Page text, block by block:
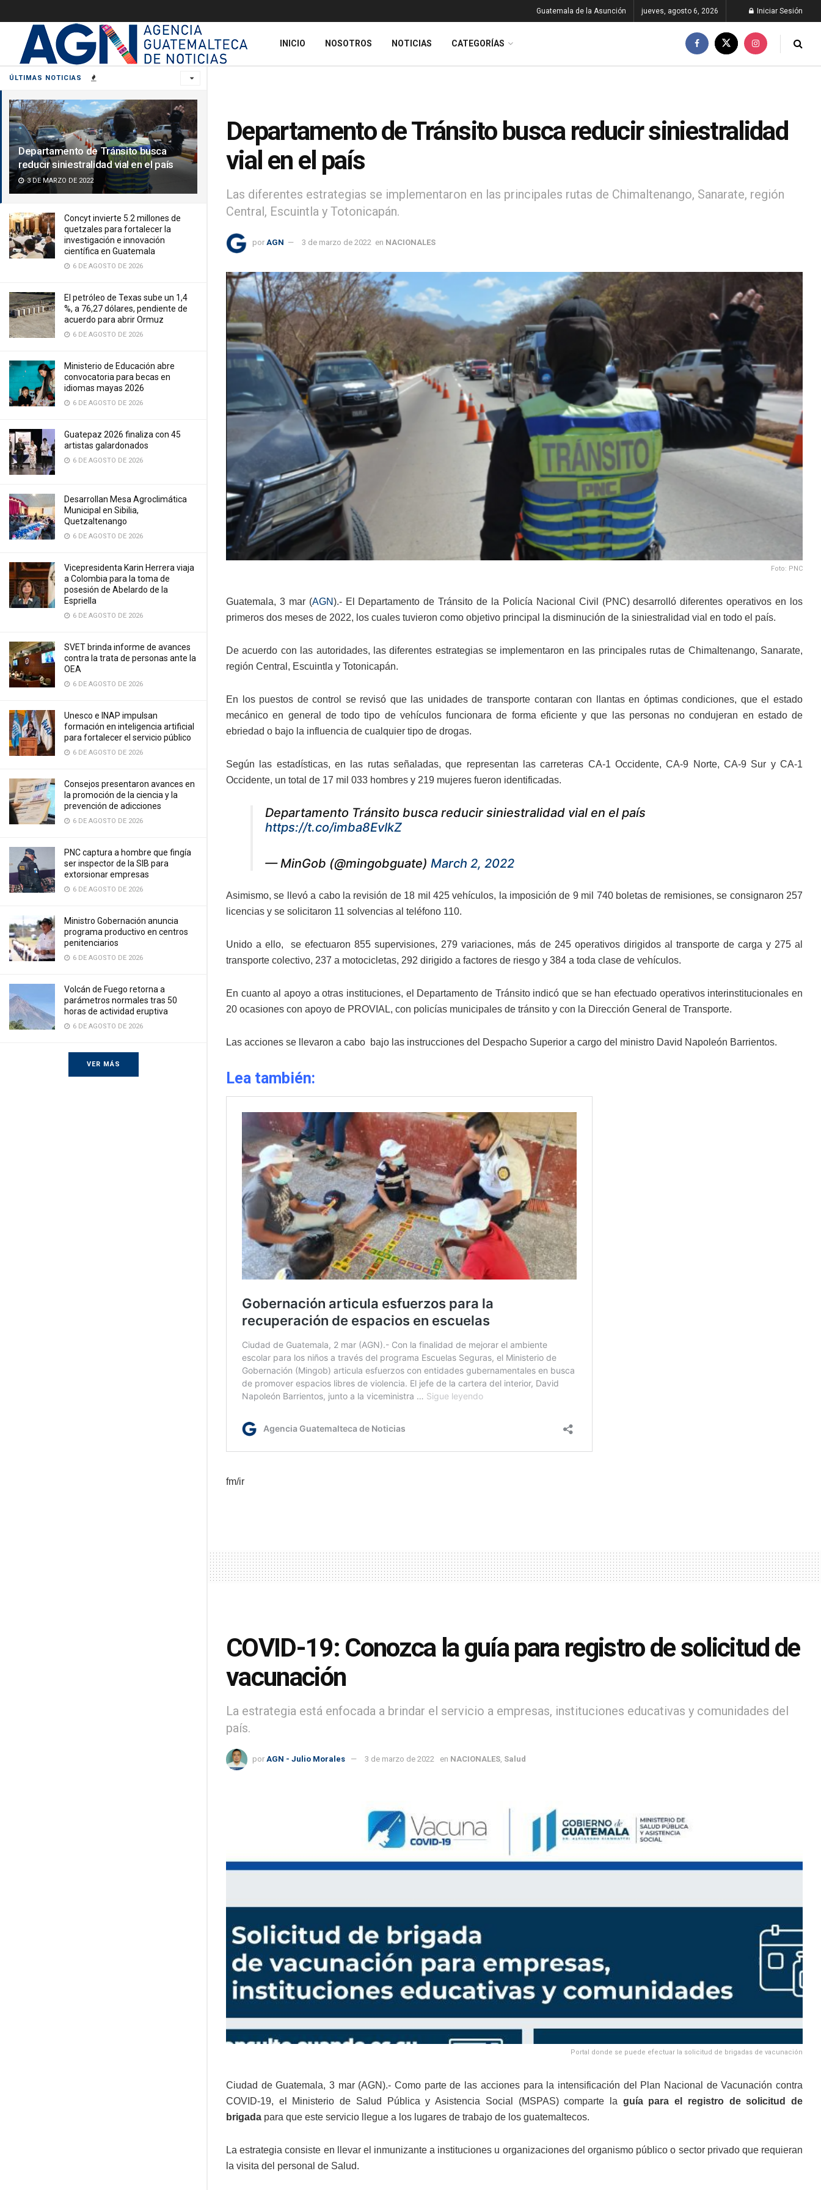
ÚLTIMAS NOTICIAS
Departamento de Tránsito busca
reducir siniestralidad vial en el país
3 DE MARZO DE 2022
Concyt invierte 5.2 millones de
quetzales para fortalecer la
investigación e innovación
científica en Guatemala
6 DE AGOSTO DE 2026
El petróleo de Texas sube un 1,4
%, a 76,27 dólares, pendiente de
acuerdo para abrir Ormuz
6 DE AGOSTO DE 2026
Ministerio de Educación abre
convocatoria para becas en
idiomas mayas 2026
6 DE AGOSTO DE 2026
Guatepaz 2026 finaliza con 45
artistas galardonados
6 DE AGOSTO DE 2026
Desarrollan Mesa Agroclimática
Municipal en Sibilia,
Quetzaltenango
6 DE AGOSTO DE 2026
Vicepresidenta Karin Herrera viaja
a Colombia para la toma de
posesión de Abelardo de la
Espriella
6 DE AGOSTO DE 2026
SVET brinda informe de avances
contra la trata de personas ante la
OEA
6 DE AGOSTO DE 2026
Unesco e INAP impulsan
formación en inteligencia artificial
para fortalecer el servicio público
6 DE AGOSTO DE 2026
Consejos presentaron avances en
la promoción de la ciencia y la
prevención de adicciones
6 DE AGOSTO DE 2026
PNC captura a hombre que fingía
ser inspector de la SIB para
extorsionar empresas
6 DE AGOSTO DE 2026
Ministro Gobernación anuncia
programa productivo en centros
penitenciarios
6 DE AGOSTO DE 2026
Volcán de Fuego retorna a
parámetros normales tras 50
horas de actividad eruptiva
6 DE AGOSTO DE 2026
VER MÁS
Guatemala de la Asunción jueves, agosto 6, 2026 Iniciar Sesión
INICIO NOSOTROS NOTICIAS CATEGORÍAS
Departamento de Tránsito busca reducir siniestralidad
vial en el país
Las diferentes estrategias se implementaron en las principales rutas de Chimaltenango, Sanarate, región
Central, Escuintla y Totonicapán.
por AGN 3 de marzo de 2022 en NACIONALES
Foto: PNC
Guatemala, 3 mar (AGN).- El Departamento de Tránsito de la Policía Nacional Civil (PNC) desarrolló diferentes operativos en los
primeros dos meses de 2022, los cuales tuvieron como objetivo principal la disminución de la siniestralidad vial en todo el país.
De acuerdo con las autoridades, las diferentes estrategias se implementaron en las principales rutas de Chimaltenango, Sanarate,
región Central, Escuintla y Totonicapán.
En los puestos de control se revisó que las unidades de transporte contaran con llantas en óptimas condiciones, que el estado
mecánico en general de todo tipo de vehículos funcionara de forma eficiente y que las personas no condujeran en estado de
ebriedad o bajo la influencia de cualquier tipo de drogas.
Según las estadísticas, en las rutas señaladas, que representan las carreteras CA-1 Occidente, CA-9 Norte, CA-9 Sur y CA-1
Occidente, un total de 17 mil 033 hombres y 219 mujeres fueron identificadas.
Departamento Tránsito busca reducir siniestralidad vial en el país
https://t.co/imba8EvIkZ
— MinGob (@mingobguate) March 2, 2022
Asimismo, se llevó a cabo la revisión de 18 mil 425 vehículos, la imposición de 9 mil 740 boletas de remisiones, se consignaron 257
licencias y se solicitaron 11 solvencias al teléfono 110.
Unido a ello, se efectuaron 855 supervisiones, 279 variaciones, más de 245 operativos dirigidos al transporte de carga y 275 al
transporte colectivo, 237 a motocicletas, 292 dirigido a factores de riesgo y 384 a toda clase de vehículos.
En cuanto al apoyo a otras instituciones, el Departamento de Tránsito indicó que se han efectuado operativos interinstitucionales en
20 ocasiones con apoyo de PROVIAL, con policías municipales de tránsito y con la Dirección General de Transporte.
Las acciones se llevaron a cabo bajo las instrucciones del Despacho Superior a cargo del ministro David Napoleón Barrientos.
Lea también:
fm/ir
COVID-19: Conozca la guía para registro de solicitud de
vacunación
La estrategia está enfocada a brindar el servicio a empresas, instituciones educativas y comunidades del
país.
por AGN - Julio Morales 3 de marzo de 2022 en NACIONALES, Salud
Portal donde se puede efectuar la solicitud de brigadas de vacunación
Ciudad de Guatemala, 3 mar (AGN).- Como parte de las acciones para la intensificación del Plan Nacional de Vacunación contra
COVID-19, el Ministerio de Salud Pública y Asistencia Social (MSPAS) comparte la guía para el registro de solicitud de
brigada para que este servicio llegue a los lugares de trabajo de los guatemaltecos.
La estrategia consiste en llevar el inmunizante a instituciones u organizaciones del organismo público o sector privado que requieran
la visita del personal de Salud.